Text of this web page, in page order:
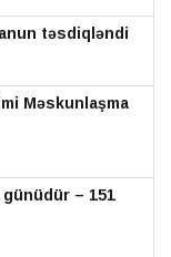
təsdiqləndi
Məskunlaşma
– 151